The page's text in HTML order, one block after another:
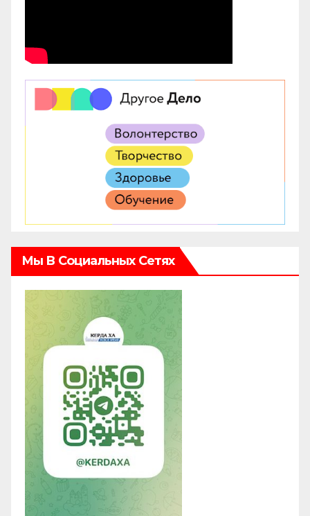
Мы В Социальных Сетях